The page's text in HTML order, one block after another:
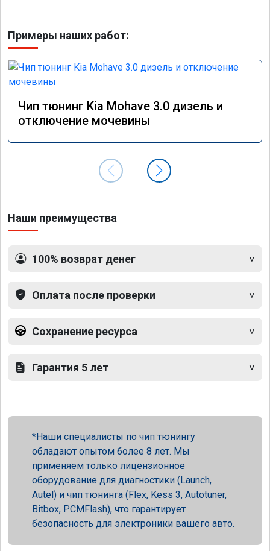
Примеры наших работ:
Чип тюнинг Kia Mohave 3.0 дизель и
отключение мочевины
Наши преимущества
100% возврат денег
Оплата после проверки
Сохранение ресурса
Гарантия 5 лет
Наши специалисты по чип тюнингу
обладают опытом более 8 лет. Мы
применяем только лицензионное
оборудование для диагностики (Launch,
Autel) и чип тюнинга (Flex, Kess 3, Autotuner,
Bitbox, PCMFlash), что гарантирует
безопасность для электроники вашего авто.